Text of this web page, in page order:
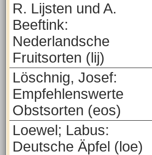
R. Lijsten und A.
Beeftink:
Nederlandsche
Fruitsorten (lij)
Löschnig, Josef:
Empfehlenswerte
Obstsorten (eos)
Loewel; Labus:
Deutsche Äpfel (loe)